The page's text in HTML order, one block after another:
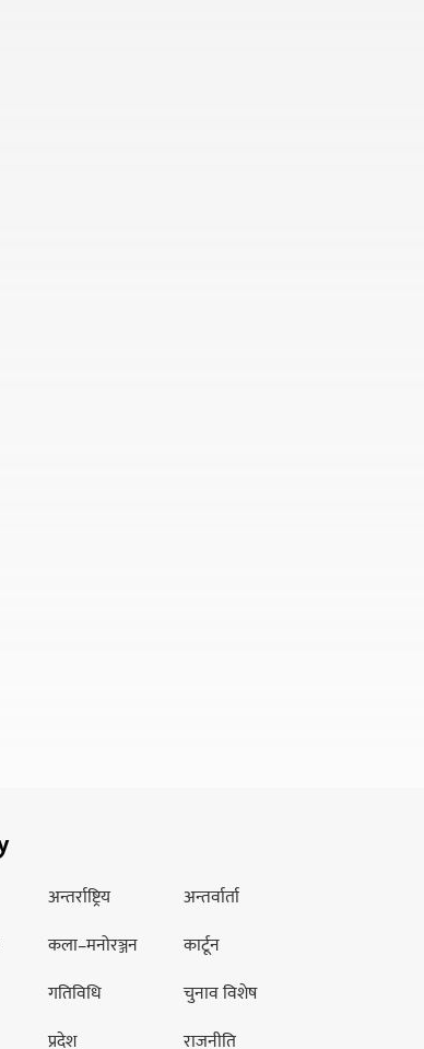
अन्तर्राष्ट्रिय
अन्तर्वार्ता
कला–मनोरञ्जन
कार्टून
गतिविधि
चुनाव विशेष
प्रदेश राजनीति